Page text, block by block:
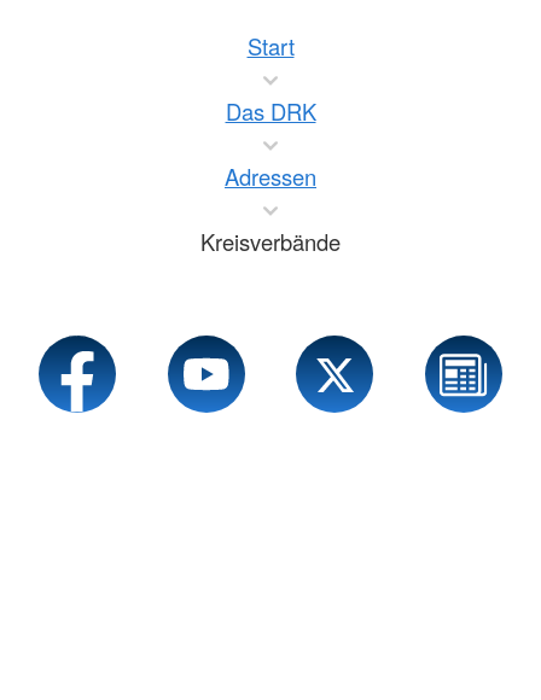
Start
Das DRK
Adressen
Kreisverbände